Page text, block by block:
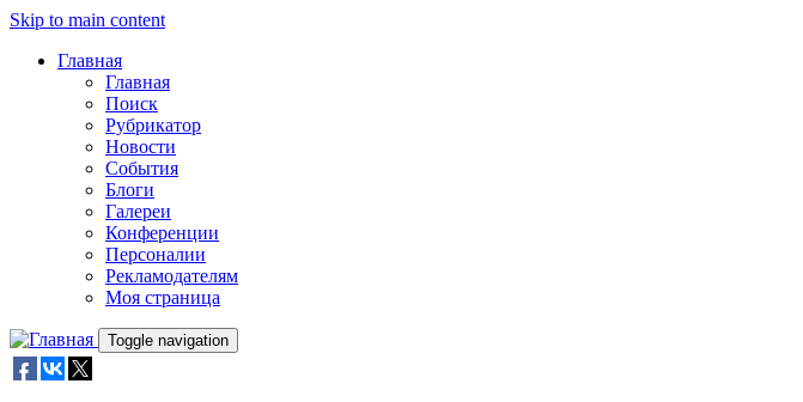
Skip to main content
Главная
Главная
Поиск
Рубрикатор
Новости
События
Блоги
Галереи
Конференции
Персоналии
Рекламодателям
Моя страница
Toggle navigation